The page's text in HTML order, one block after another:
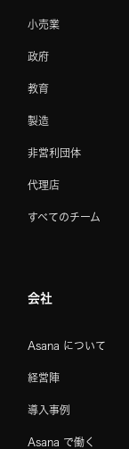
小売業
政府
教育
製造
非営利団体
代理店
すべてのチーム
会社
Asana について
経営陣
導入事例
Asana で働く